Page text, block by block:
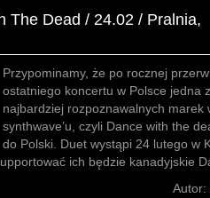
The Dead / 24.02 / Pralnia,
Przypominamy, że po rocznej
ostatniego koncertu w Polsce jedna z
najbardziej rozpoznawalnych marek
synthwave’u, czyli Dance with the
do Polski. Duet wystąpi 24 lutego w
ich będzie kanadyjskie
Autor: